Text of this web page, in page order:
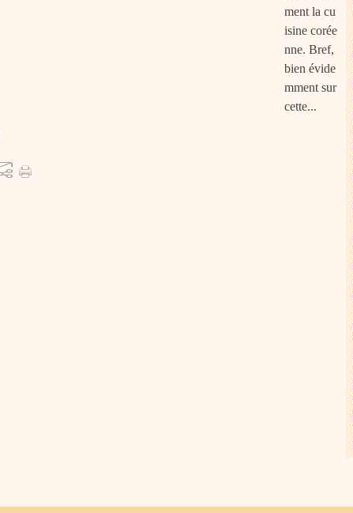
ment la cu
isine corée
nne. Bref,
bien évide
mment sur
cette...